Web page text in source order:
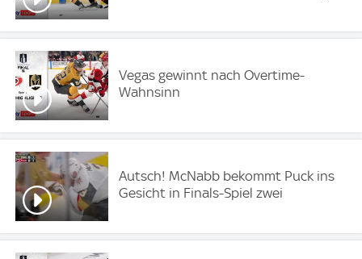
Vegas gewinnt nach Overtime-
Wahnsinn
Autsch! McNabb bekommt Puck ins
Gesicht in Finals-Spiel zwei